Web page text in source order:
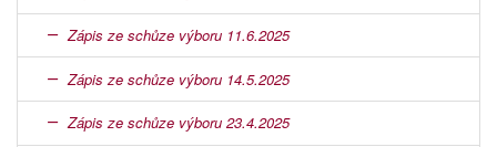
Zápis ze schůze výboru 11.6.2025
Zápis ze schůze výboru 14.5.2025
Zápis ze schůze výboru 23.4.2025